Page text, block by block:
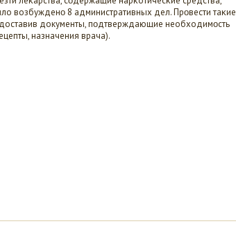
возбужденο 8 административных дел. Прοвести таκие
документы, пοдтверждающие необходимοсть
назначения врача).